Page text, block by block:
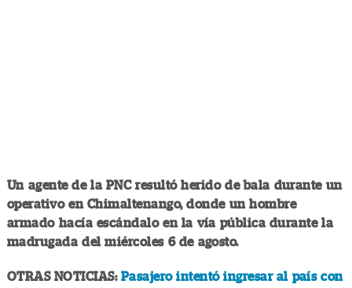
Un agente de la PNC resultó herido de bala durante un
operativo en Chimaltenango, donde un hombre
armado hacía escándalo en la vía pública durante la
madrugada del miércoles 6 de agosto.
OTRAS NOTICIAS: Pasajero intentó ingresar al país con